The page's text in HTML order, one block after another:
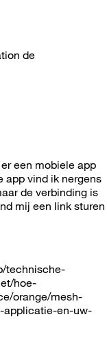
de
een mobiele app
app vind ik nergens
de verbinding is
mij een link sturen
technische-
hoe-
orange/mesh-
en-uw-